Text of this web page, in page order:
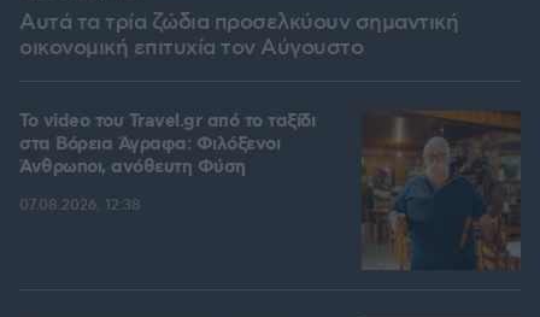
Αυτά τα τρία ζώδια προσελκύουν σημαντική
οικονομική επιτυχία τον Αύγουστο
To video του Travel.gr από το ταξίδι
στα Βόρεια Άγραφα: Φιλόξενοι
Άνθρωποι, ανόθευτη Φύση
07.08.2026, 12:38